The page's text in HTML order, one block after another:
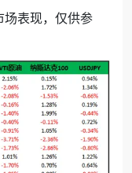
场表现，仅供参